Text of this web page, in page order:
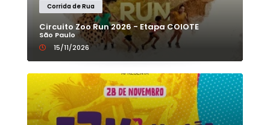
Corrida de Rua
Circuito Zoo Run 2026 - Etapa COIOTE
São Paulo
15/11/2026